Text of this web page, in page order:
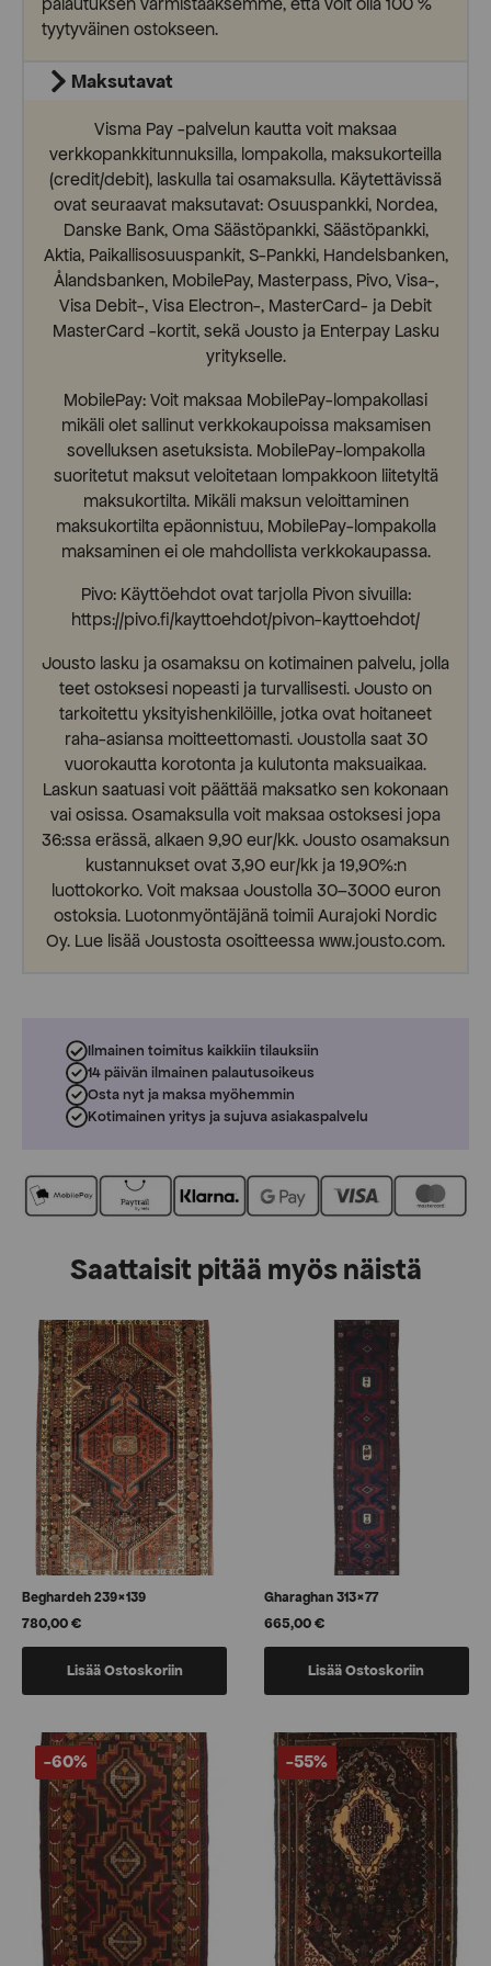
tyytyväinen ostokseen.
Maksutavat
Visma Pay -palvelun kautta voit maksaa
verkkopankkitunnuksilla, lompakolla, maksukorteilla
(credit/debit), laskulla tai osamaksulla. Käytettävissä
ovat seuraavat maksutavat: Osuuspankki, Nordea,
Danske Bank, Oma Säästöpankki, Säästöpankki,
Aktia, Paikallisosuuspankit, S-Pankki, Handelsbanken,
Ålandsbanken, MobilePay, Masterpass, Pivo, Visa-,
Visa Debit-, Visa Electron-, MasterCard- ja Debit
MasterCard -kortit, sekä Jousto ja Enterpay Lasku
yritykselle.
MobilePay: Voit maksaa MobilePay-lompakollasi
mikäli olet sallinut verkkokaupoissa maksamisen
sovelluksen asetuksista. MobilePay-lompakolla
suoritetut maksut veloitetaan lompakkoon liitetyltä
maksukortilta. Mikäli maksun veloittaminen
maksukortilta epäonnistuu, MobilePay-lompakolla
maksaminen ei ole mahdollista verkkokaupassa.
Pivo: Käyttöehdot ovat tarjolla Pivon sivuilla:
https://pivo.fi/kayttoehdot/pivon-kayttoehdot/
Jousto lasku ja osamaksu on kotimainen palvelu, jolla
teet ostoksesi nopeasti ja turvallisesti. Jousto on
tarkoitettu yksityishenkilöille, jotka ovat hoitaneet
raha-asiansa moitteettomasti. Joustolla saat 30
vuorokautta korotonta ja kulutonta maksuaikaa.
Laskun saatuasi voit päättää maksatko sen kokonaan
vai osissa. Osamaksulla voit maksaa ostoksesi jopa
36:ssa erässä, alkaen 9,90 eur/kk. Jousto osamaksun
kustannukset ovat 3,90 eur/kk ja 19,90%:n
luottokorko. Voit maksaa Joustolla 30–3000 euron
ostoksia. Luotonmyöntäjänä toimii Aurajoki Nordic
Oy. Lue lisää Joustosta osoitteessa www.jousto.com.
Ilmainen toimitus kaikkiin tilauksiin
14 päivän ilmainen palautusoikeus
Osta nyt ja maksa myöhemmin
Kotimainen yritys ja sujuva asiakaspalvelu
Saattaisit pitää myös näistä
Beghardeh 239×139
780,00€
Lisää Ostoskoriin
Gharaghan 313×77
665,00€
Lisää Ostoskoriin
-60% -55%